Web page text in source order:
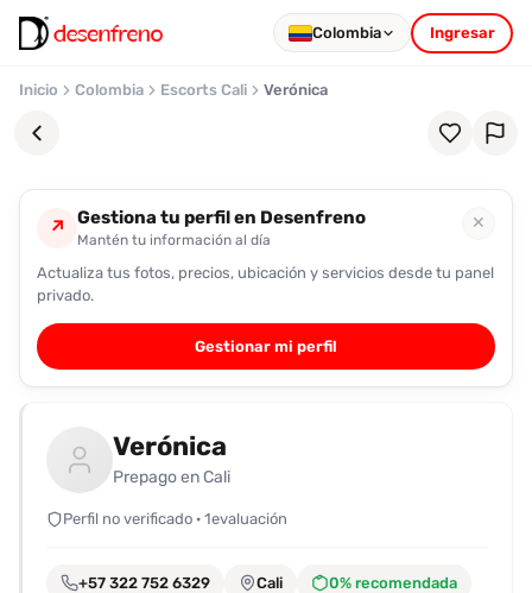
Colombia Ingresar
Inicio Colombia Escorts Cali Verónica
Favoritos
Pronto
podrás
registrarte
guardar
favoritas
para
fácilmente.
↗ Gestiona tu perfil en Desenfreno
Mantén tu información al día
✕
Actualiza tus fotos, precios, ubicación y servicios desde tu panel
privado.
Gestionar mi perfil
Verónica
Prepago en Cali
Perfil no verificado · 1evaluación
+57 322 752 6329 Cali 0% recomendada